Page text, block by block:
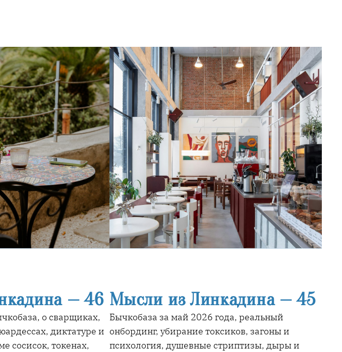
— 46
о сварщиках,
диктатуре и
сосисок, токенах,
Мысли из Линкадина — 45
Бычкобаза за май 2026 года, реальный
онбординг, убирание токсиков, загоны и
психология, душевные стриптизы, дыры и